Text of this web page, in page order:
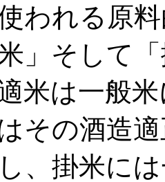
われる原
」そして
米は一般
その酒造
、掛米に